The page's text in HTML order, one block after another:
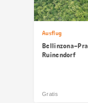
Ausflug
Ruinendorf
Gratis